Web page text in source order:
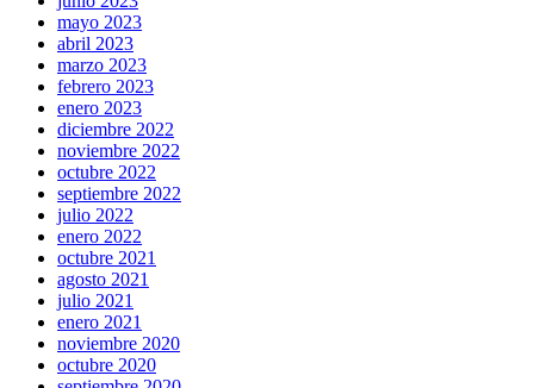
mayo 2023
abril 2023
marzo 2023
febrero 2023
enero 2023
diciembre 2022
noviembre 2022
octubre 2022
septiembre 2022
julio 2022
enero 2022
octubre 2021
agosto 2021
julio 2021
enero 2021
noviembre 2020
octubre 2020